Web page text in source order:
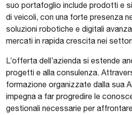
suo portafoglio include prodotti e
di veicoli, con una forte presenza
soluzioni robotiche e digitali
mercati in rapida crescita nei
L’offerta dell’azienda si estende
progetti e alla consulenza.
formazione organizzate dalla sua
impegna a far progredire le
gestionali necessarie per